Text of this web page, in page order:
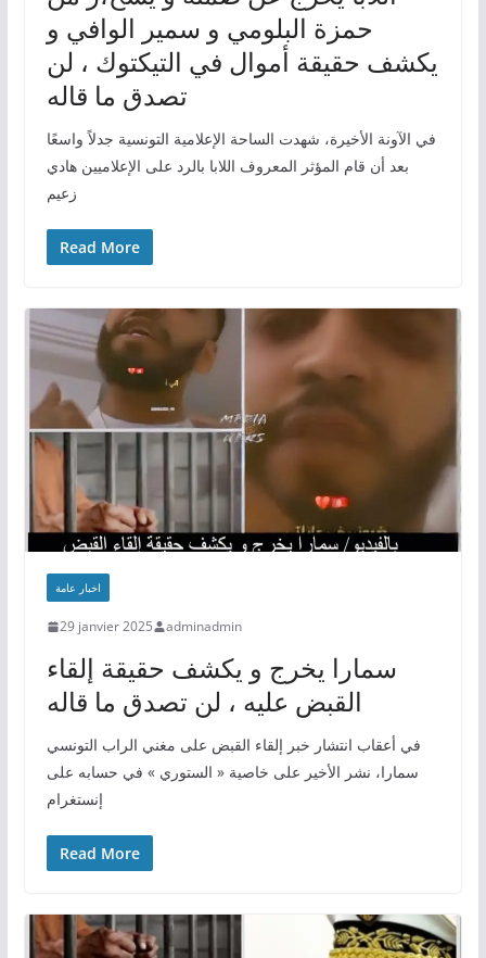
حمزة البلومي و سمير الوافي و
يكشف حقيقة أموال في التيكتوك ، لن
تصدق ما قاله
في الآونة الأخيرة، شهدت الساحة الإعلامية التونسية جدلاً واسعًا
بعد أن قام المؤثر المعروف اللابا بالرد على الإعلاميين هادي
زعيم
Read More
اخبار عامة
29 janvier 2025 adminadmin
سمارا يخرج و يكشف حقيقة إلقاء
القبض عليه ، لن تصدق ما قاله
في أعقاب انتشار خبر إلقاء القبض على مغني الراب التونسي
سمارا، نشر الأخير على خاصية « الستوري » في حسابه على
إنستغرام
Read More